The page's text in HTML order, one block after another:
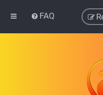
FAQ